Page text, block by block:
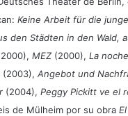
Keine Arbeit für die
den Städten in den Wald,
MEZ (2000), La
(2003), Angebot und
(2004), Peggy Pickitt ve el
de Mülheim por su obra